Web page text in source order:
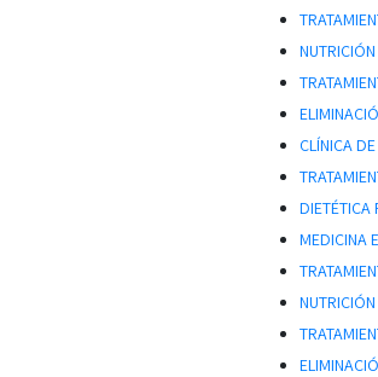
CLÍNICA
DIETÉTICA
MEDICINA